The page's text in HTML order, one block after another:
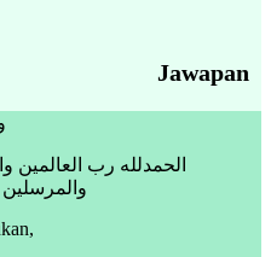
Jawapan
الحمدلله رب العالمين